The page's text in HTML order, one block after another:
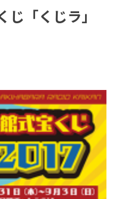
「くじラ」